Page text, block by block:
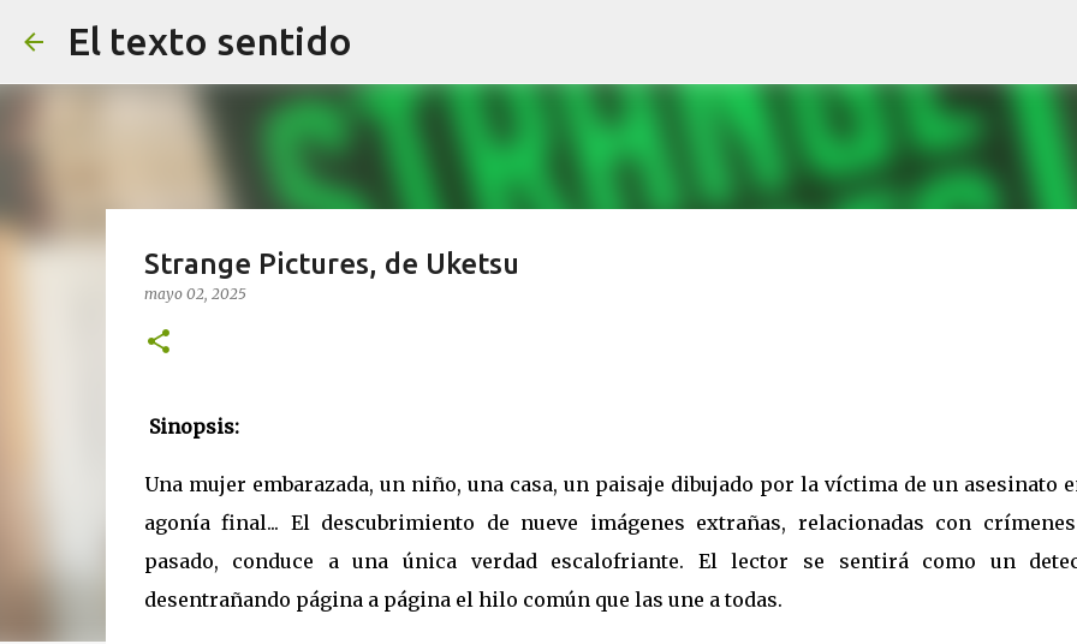
El texto sentido
Strange Pictures, de Uketsu
mayo 02, 2025
Sinopsis:
Una mujer embarazada, un niño, una casa, un paisaje dibujado por la víctima de un asesinato
agonía final... El descubrimiento de nueve imágenes extrañas, relacionadas con
pasado, conduce a una única verdad escalofriante. El lector se sentirá como un
desentrañando página a página el hilo común que las une a todas.